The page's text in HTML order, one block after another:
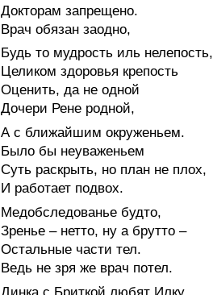
Докторам запрещено.
Врач обязан заодно,
Будь то мудрость иль нелепость,
Целиком здоровья крепость
Оценить, да не одной
Дочери Рене родной,
А с ближайшим окруженьем.
Было бы неуваженьем
Суть раскрыть, но план не плох,
И работает подвох.
Медобследованье будто,
Зренье – нетто, ну а брутто –
Остальные части тел.
Ведь не зря же врач потел.
Динка с Бриткой любят Илку.